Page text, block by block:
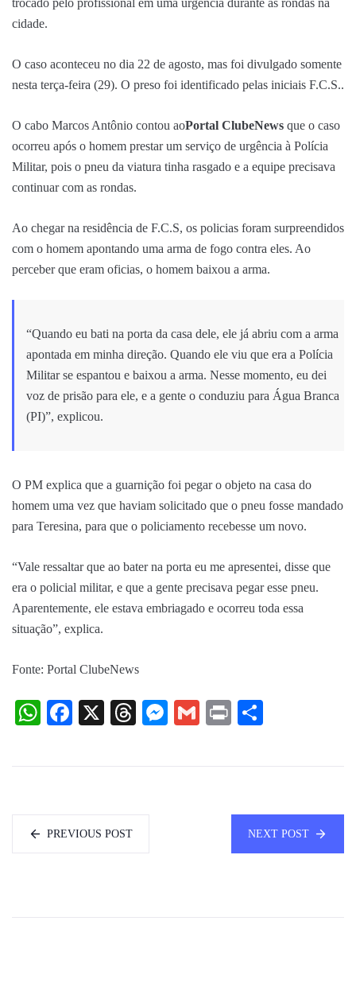
trocado pelo profissional em uma urgência durante as rondas na
cidade.
O caso aconteceu no dia 22 de agosto, mas foi divulgado somente
nesta terça-feira (29). O preso foi identificado pelas iniciais F.C.S..
O cabo Marcos Antônio contou aoPortal ClubeNews que o caso
ocorreu após o homem prestar um serviço de urgência à Polícia
Militar, pois o pneu da viatura tinha rasgado e a equipe precisava
continuar com as rondas.
Ao chegar na residência de F.C.S, os policias foram surpreendidos
com o homem apontando uma arma de fogo contra eles. Ao
perceber que eram oficias, o homem baixou a arma.
“Quando eu bati na porta da casa dele, ele já abriu com a arma
apontada em minha direção. Quando ele viu que era a Polícia
Militar se espantou e baixou a arma. Nesse momento, eu dei
voz de prisão para ele, e a gente o conduziu para Água Branca
(PI)”, explicou.
O PM explica que a guarnição foi pegar o objeto na casa do
homem uma vez que haviam solicitado que o pneu fosse mandado
para Teresina, para que o policiamento recebesse um novo.
“Vale ressaltar que ao bater na porta eu me apresentei, disse que
era o policial militar, e que a gente precisava pegar esse pneu.
Aparentemente, ele estava embriagado e ocorreu toda essa
situação”, explica.
Fonte: Portal ClubeNews
WhatsApp
Facebook
X Threads
Messenger
Gmail
Print
PREVIOUS POST NEXT POST